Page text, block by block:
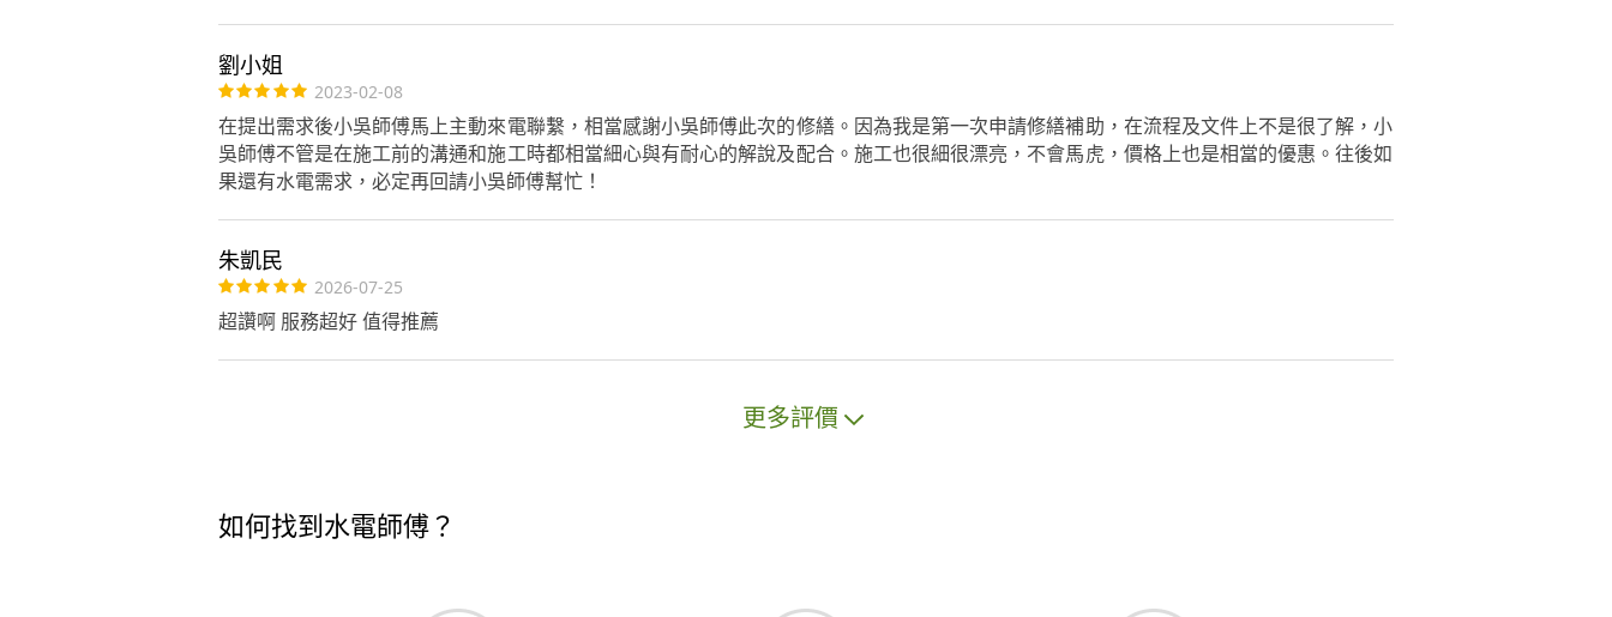
劉小姐
2023-02-08
在提出需求後小吳師傅馬上主動來電聯繫，相當感謝小吳師傅此次的修繕。因為我是第一次申請修繕補助，在流程及文件上不是很了解，小
吳師傅不管是在施工前的溝通和施工時都相當細心與有耐心的解說及配合。施工也很細很漂亮，不會馬虎，價格上也是相當的優惠。往後如
果還有水電需求，必定再回請小吳師傅幫忙！
朱凱民
2026-07-25
超讚啊 服務超好 值得推薦
更多評價
如何找到水電師傅？